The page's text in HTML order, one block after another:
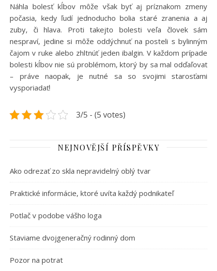
Náhla bolesť kĺbov môže však byť aj príznakom zmeny
počasia, kedy ľudí jednoducho bolia staré zranenia a aj
zuby, či hlava. Proti takejto bolesti veľa človek sám
nespraví, jedine si môže oddýchnuť na posteli s bylinným
čajom v ruke alebo zhltnúť jeden ibalgin. V každom prípade
bolesti kĺbov nie sú problémom, ktorý by sa mal odďaľovať
– práve naopak, je nutné sa so svojimi starosťami
vysporiadať!
3/5 - (5 votes)
NEJNOVĚJŠÍ PŘÍSPĚVKY
Ako odrezať zo skla nepravidelný oblý tvar
Praktické informácie, ktoré uvíta každý podnikateľ
Potlač v podobe vášho loga
Staviame dvojgeneračný rodinný dom
Pozor na potrat